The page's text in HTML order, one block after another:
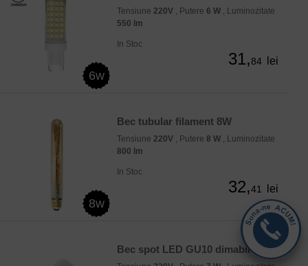
6w
Tensiune 220V , Putere 6 W , Luminozitate
550 lm
In Stoc
31,84 lei
8w
Bec tubular filament 8W
Tensiune 220V , Putere 8 W , Luminozitate
800 lm
In Stoc
32,41 lei
Bec spot LED GU10 dimabil 7W